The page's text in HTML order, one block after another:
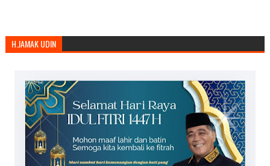
H.JAMAK UDIN